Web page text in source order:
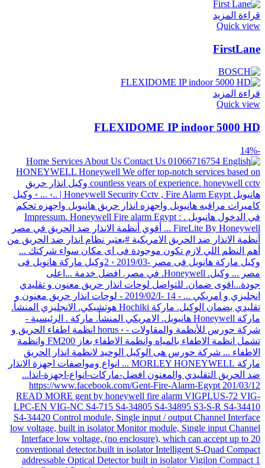
قراءة المزيد
Quick view
FirstLane
قراءة المزيد
Quick view
FLEXIDOME IP indoor 5000 HD
-14%